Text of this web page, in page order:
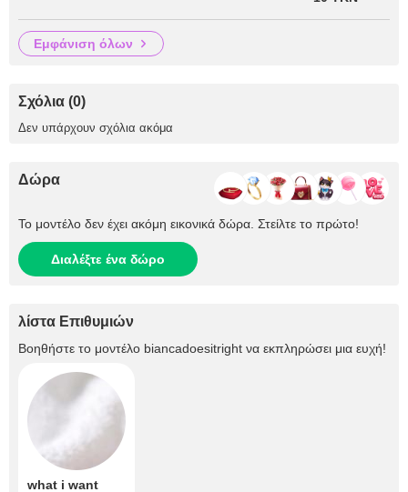
εμφάνιση όλων
Σχόλια (0)
Δεν υπάρχουν σχόλια ακόμα
Δώρα
Το μοντέλο δεν έχει ακόμη εικονικά δώρα. Στείλτε το πρώτο!
Διαλέξτε ένα δώρο
λίστα Επιθυμιών
Βοηθήστε το μοντέλο biancadoesitright να εκπληρώσει μια ευχή!
what i want